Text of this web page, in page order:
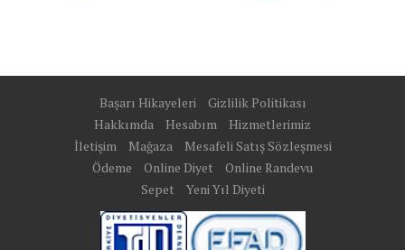
Başarı Hikayeleri
Gizlilik Politikası
Hakkımda
Hesabım
Hizmetlerimiz
İletişim
Mağaza
Mesafeli Satış Sözleşmesi
Ödeme
Online Diyet
Online Randevu
Sepet
Yeni Yıl Diyeti